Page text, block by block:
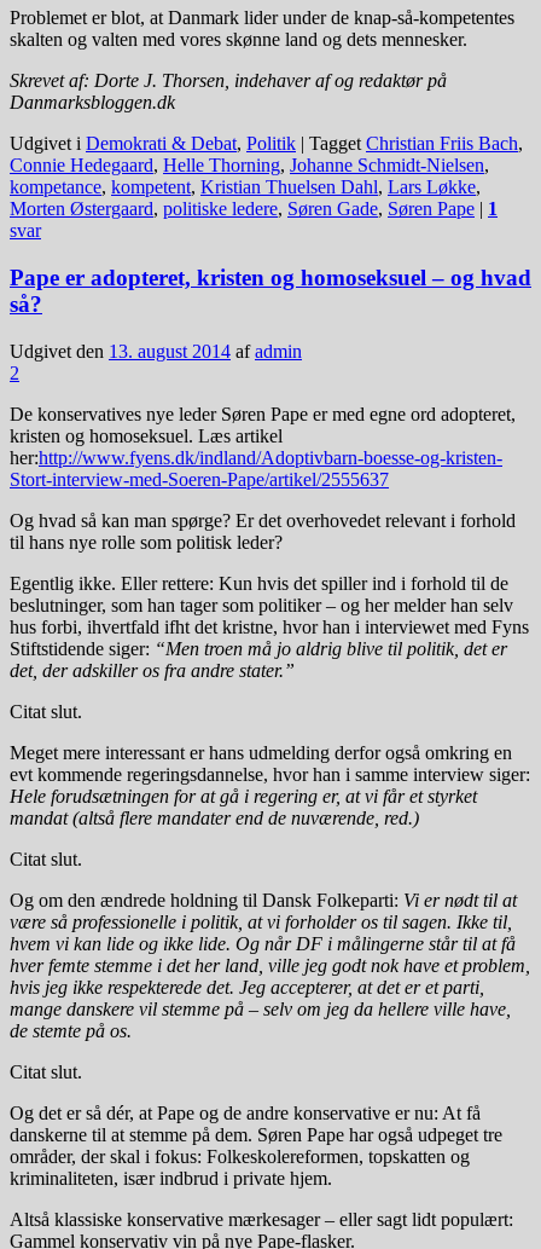
Problemet er blot, at Danmark lider under de knap-så-kompetentes
skalten og valten med vores skønne land og dets mennesker.
Skrevet af: Dorte J. Thorsen, indehaver af og redaktør på
Danmarksbloggen.dk
Udgivet i Demokrati & Debat, Politik | Tagget Christian Friis Bach,
Connie Hedegaard, Helle Thorning, Johanne Schmidt-Nielsen,
kompetance, kompetent, Kristian Thuelsen Dahl, Lars Løkke,
Morten Østergaard, politiske ledere, Søren Gade, Søren Pape | 1
svar
Pape er adopteret, kristen og homoseksuel – og hvad
så?
Udgivet den 13. august 2014 afadmin
2
De konservatives nye leder Søren Pape er med egne ord adopteret,
kristen og homoseksuel. Læs artikel
her:http://www.fyens.dk/indland/Adoptivbarn-boesse-og-kristen-
Stort-interview-med-Soeren-Pape/artikel/2555637
Og hvad så kan man spørge? Er det overhovedet relevant i forhold
til hans nye rolle som politisk leder?
Egentlig ikke. Eller rettere: Kun hvis det spiller ind i forhold til de
beslutninger, som han tager som politiker – og her melder han selv
hus forbi, ihvertfald ifht det kristne, hvor han i interviewet med Fyns
Stiftstidende siger: “Men troen må jo aldrig blive til politik, det er
det, der adskiller os fra andre stater.”
Citat slut.
Meget mere interessant er hans udmelding derfor også omkring en
evt kommende regeringsdannelse, hvor han i samme interview siger:
Hele forudsætningen for at gå i regering er, at vi får et styrket
mandat (altså flere mandater end de nuværende, red.)
Citat slut.
Og om den ændrede holdning til Dansk Folkeparti: Vi er nødt til at
være så professionelle i politik, at vi forholder os til sagen. Ikke til,
hvem vi kan lide og ikke lide. Og når DF i målingerne står til at få
hver femte stemme i det her land, ville jeg godt nok have et problem,
hvis jeg ikke respekterede det. Jeg accepterer, at det er et parti,
mange danskere vil stemme på – selv om jeg da hellere ville have,
de stemte på os.
Citat slut.
Og det er så dér, at Pape og de andre konservative er nu: At få
danskerne til at stemme på dem. Søren Pape har også udpeget tre
områder, der skal i fokus: Folkeskolereformen, topskatten og
kriminaliteten, især indbrud i private hjem.
Altså klassiske konservative mærkesager – eller sagt lidt populært:
Gammel konservativ vin på nye Pape-flasker.